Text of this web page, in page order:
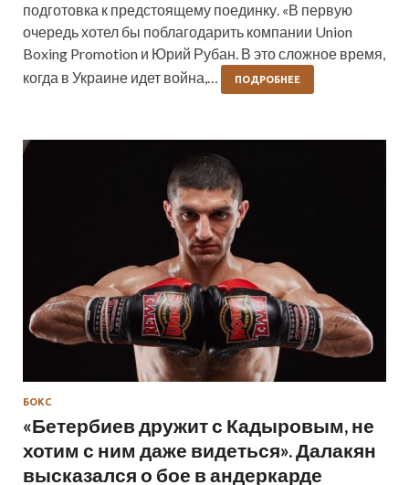
подготовка к предстоящему поединку. «В первую
очередь хотел бы поблагодарить компании Union
Boxing Promotion и Юрий Рубан. В это сложное время,
когда в Украине идет война,…
ПОДРОБНЕЕ
БОКС
«Бетербиев дружит с Кадыровым, не
хотим с ним даже видеться». Далакян
высказался о бое в андеркарде